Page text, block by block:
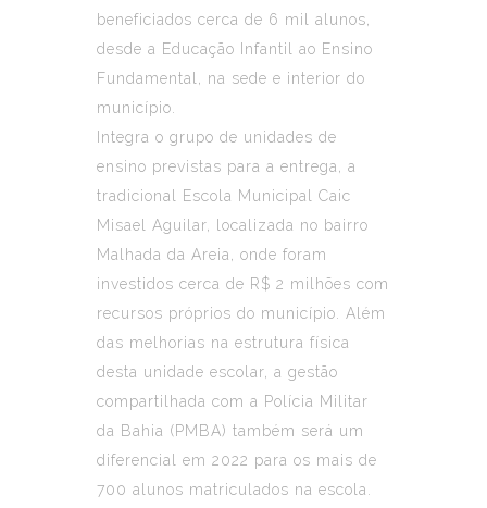
beneficiados cerca de 6 mil alunos,
desde a Educação Infantil ao Ensino
Fundamental, na sede e interior do
município.
Integra o grupo de unidades de
ensino previstas para a entrega, a
tradicional Escola Municipal Caic
Misael Aguilar, localizada no bairro
Malhada da Areia, onde foram
investidos cerca de R$ 2 milhões com
recursos próprios do município. Além
das melhorias na estrutura física
desta unidade escolar, a gestão
compartilhada com a Polícia Militar
da Bahia (PMBA) também será um
diferencial em 2022 para os mais de
700 alunos matriculados na escola.